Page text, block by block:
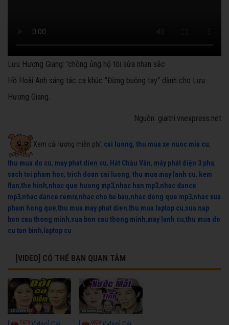
Lưu Hương Giang: 'chồng ủng hộ tôi sửa nhan sắc
Hồ Hoài Anh sáng tác ca khúc "Đừng buông tay" dành cho Lưu
Hương Giang.
Nguồn: giaitri.vnexpress.net
Xem cải lương miễn phí: cai luong, thu mua xe nuoc mia cu,
thu mua do cu, may phat dien cu, Hát Chầu Văn, máy phát điện 3 pha,
sach toi pham hoc, trich doan cai luong, thu mua may lanh cu, kem
flan,the hinh,nhac que huong mp3,nhac han mp3,nhac dance
mp3,nhac dance remix,nhac cho ba bau,nhac dong que mp3,nhac xua
pham hong que,thu mua may phat dien,thu mua laptop cu,sua nap
bon cau thong minh,sua bon cau thong minh,may lanh cu,thu mua do
cu tan binh, laptop cu
[VIDEO] CÓ THỂ BẠN QUAN TÂM
7675 6928